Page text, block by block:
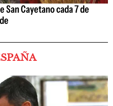
San Cayetano cada 7 de